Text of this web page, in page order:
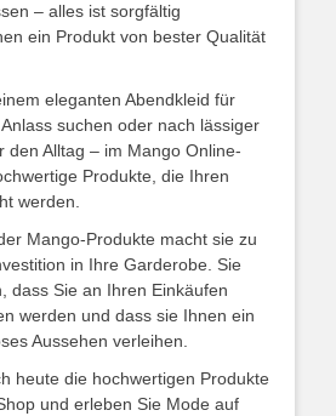
– alles ist sorgfältig
ein Produkt von bester Qualität
eleganten Abendkleid für
suchen oder nach lässiger
den Alltag – im Mango Online-
Produkte, die Ihren
werden.
Mango-Produkte macht sie zu
in Ihre Garderobe. Sie
dass Sie an Ihren Einkäufen
werden und dass sie Ihnen ein
Aussehen verleihen.
heute die hochwertigen Produkte
und erleben Sie Mode auf